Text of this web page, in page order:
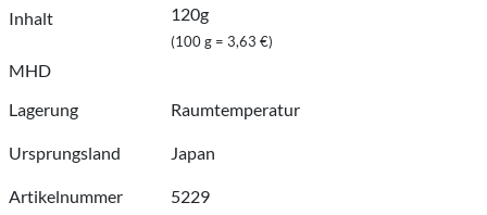
Inhalt 120g
(100 g = 3,63 €)
MHD
Lagerung
Raumtemperatur
Ursprungsland Japan
Artikelnummer 5229